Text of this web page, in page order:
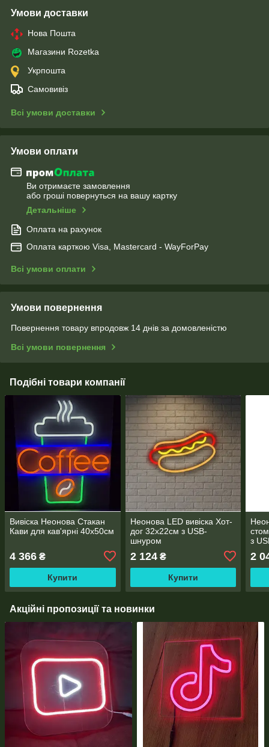
Умови доставки
Нова Пошта
Магазини Rozetka
Укрпошта
Самовивіз
Всі умови доставки
Умови оплати
Ви отримаєте замовлення
або гроші повернуться на вашу картку
Детальніше
Оплата на рахунок
Оплата карткою Visa, Mastercard - WayForPay
Всі умови оплати
Умови повернення
Повернення товару впродовж 14 днів за домовленістю
Всі умови повернення
Подібні товари компанії
Вивіска Неонова Стакан
Кави для кав'ярні 40х50см
4 366 ₴
Купити
Неонова LED вивіска Хот-
дог 32х22см з USB-
шнуром
2 124₴
Купити
з
2
Акційні пропозиції та новинки